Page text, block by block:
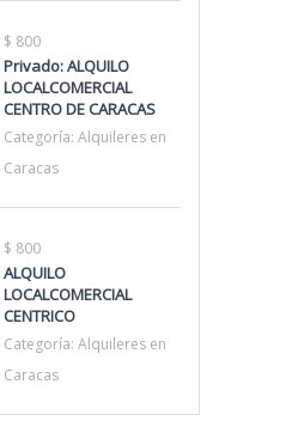
$ 800
Privado: ALQUILO
LOCALCOMERCIAL
CENTRO DE CARACAS
Categoría: Alquileres en
Caracas
$ 800
ALQUILO
LOCALCOMERCIAL
CENTRICO
Categoría: Alquileres en
Caracas